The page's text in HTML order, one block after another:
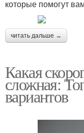
которые помогут
читать дальше →
Какая
сложная:
вариантов